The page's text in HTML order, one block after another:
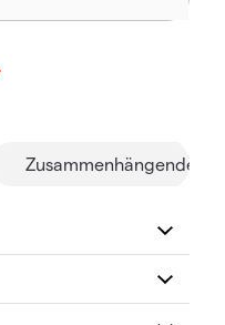
Zusammenhängende